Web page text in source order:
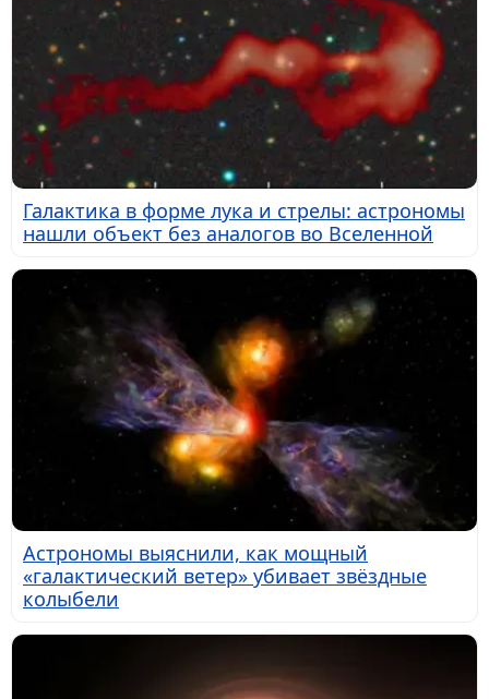
Галактика в форме лука и стрелы: астрономы
нашли объект без аналогов во Вселенной
Астрономы выяснили, как мощный
«галактический ветер» убивает звёздные
колыбели